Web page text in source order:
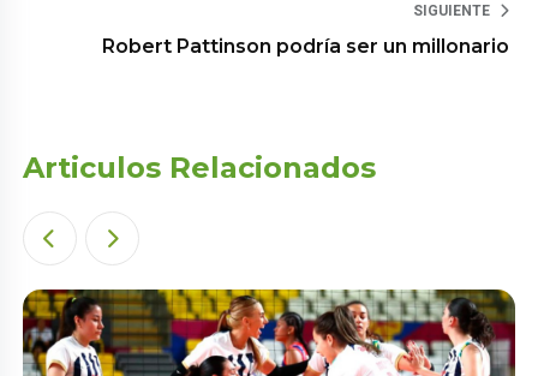
SIGUIENTE
Robert Pattinson podría ser un millonario
Articulos Relacionados